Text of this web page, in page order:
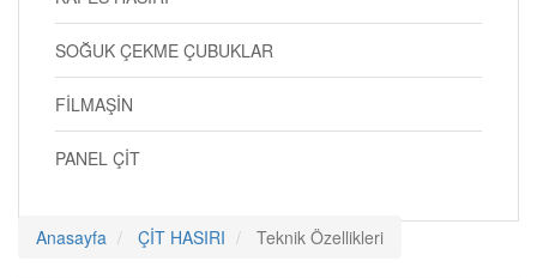
SOĞUK ÇEKME ÇUBUKLAR
FİLMAŞİN
PANEL ÇİT
Anasayfa ÇİT HASIRI Teknik Özellikleri